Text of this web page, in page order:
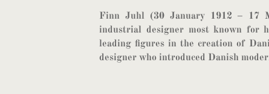
Finn Juhl (30 January 1912 – 17
industrial designer most known for
leading figures in the creation of
designer who introduced Danish